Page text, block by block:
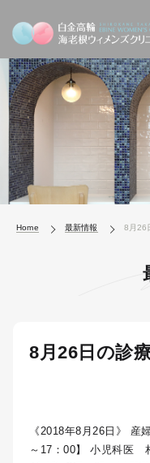
Home 最新情報 8月26
8月26日の診
《2018年8月26日》 産
～17：00】 小児科医